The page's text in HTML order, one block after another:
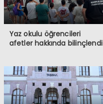
Yaz okulu öğrencileri
afetler hakkında bilinçlendi